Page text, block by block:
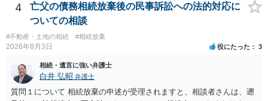
4
亡父の債務相続放棄後の民事訴訟への法的対応に
ついての相談
#不動産・土地の相続 #相続放棄
2026年8月3日 役にたった 3
相続・遺言に強い弁護士
白井 弘昭 弁護士
質問１について 相続放棄の申述が受理されますと、相談者さんは、遡